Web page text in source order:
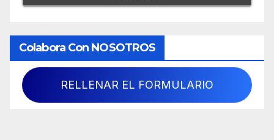
Colabora Con NOSOTROS
RELLENAR EL FORMULARIO